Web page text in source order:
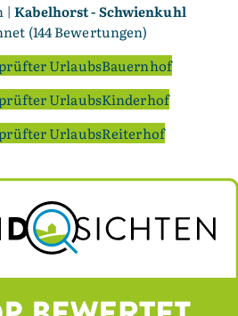
|Kabelhorst - Schwienkuhl
(144 Bewertungen)
UrlaubsBauernhof
UrlaubsKinderhof
UrlaubsReiterhof